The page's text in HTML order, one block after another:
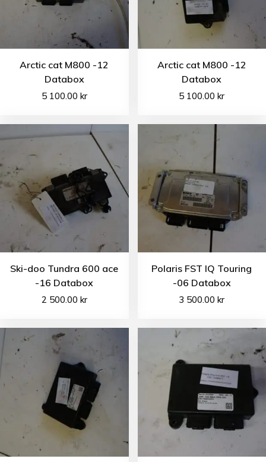
Arctic cat M800 -12
Databox
5 100.00 kr
Arctic cat M800 -12
Databox
5 100.00kr
Ski-doo Tundra 600 ace
-16 Databox
2 500.00 kr
Polaris FST IQ Touring
-06 Databox
3 500.00kr